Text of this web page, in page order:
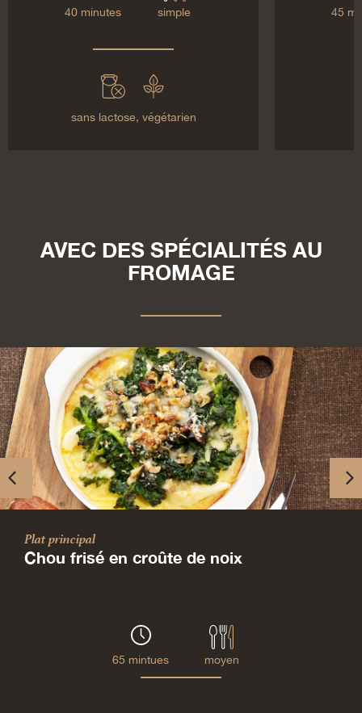
40 minutes simple
sans lactose, végétarien
45
AVEC DES SPÉCIALITÉS AU
FROMAGE
Plat principal
Chou frisé en croûte de noix
65 mintues moyen